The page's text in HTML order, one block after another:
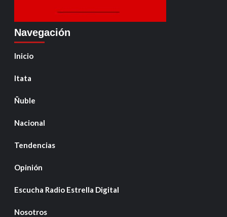
Navegación
Inicio
Itata
Ñuble
Nacional
Tendencias
Opinión
Escucha Radio Estrella Digital
Nosotros